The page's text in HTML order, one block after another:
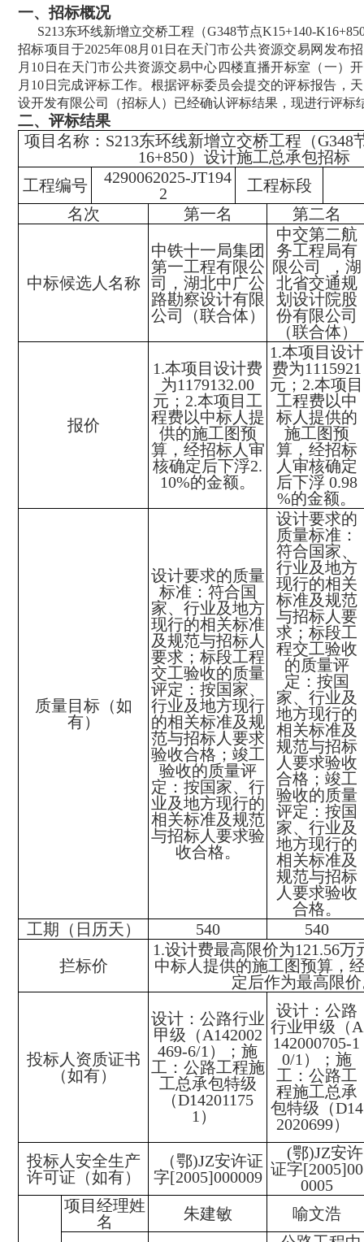
一、招标概况
S213东环线新增立交桥工程（G348节点K15+140-
招标项目于2025年08月01日在天门市公共资源交易网发布
月10日在天门市公共资源交易中心 四楼直播开标室（一）
月10日完成评标工作。根据评标委员会提交的评标报告，
设开发有限公司
（招标人）已经确认评标结果，现进行评标
二、 评标结果
项目名称： S213东环线新增立交桥工程（G348
16+850）设计施工总承包招标
工程编号
4290062025-JT194
2
工程标段
名次
第一名 第二名
中标候选人名称
中铁十一局集团
第一工程有限公
司，湖北中广公
路勘察设计有限
公司（联合体）
中交第二航
务工程局有
限公司 ，湖
北省交通规
划设计院股
份有限公司
（联合体）
报价
1.本项目设计费
为1179132.00
元；2.本项目工
程费以中标人提
供的施工图预
算，经招标人审
核确定后下浮2.
10%的金额。
1.本项目设计
费为1115921
元；2.本项目
工程费以中
标人提供的
施工图预
算，经招标
人审核确定
后下浮 0.98
%的金额。
质量目标（如
有）
设计要求的质量
标准：符合国
家、行业及地方
现行的相关标准
及规范与招标人
要求；标段工程
交工验收的质量
评定：按国家、
行业及地方现行
的相关标准及规
范与招标人要求
验收合格；竣工
验收的质量评
定：按国家、行
业及地方现行的
相关标准及规范
与招标人要求验
收合格。
设计要求的
质量标准：
符合国家、
行业及地方
现行的相关
标准及规范
与招标人要
求；标段工
程交工验收
的质量评
定：按国
家、行业及
地方现行的
相关标准及
规范与招标
人要求验收
合格；竣工
验收的质量
评定：按国
家、行业及
地方现行的
相关标准及
规范与招标
人要求验收
合格。
工期（日历天）
540 540
拦标价
1.设计费最高限价为121.56万
中标人提供的施工图预算，
定后作为最高限
投标人资质证书
（如有）
设计：公路行业
甲级（A142002
469-6/1）；施
工：公路工程施
工总承包特级
（D14201175
1）
设计：公路
行业甲级（A
142000705-1
0/1）；施
工：公路工
程施工总承
包特级（D14
2020699）
投标人安全生产
许可证（如有）
（鄂)JZ安许证
字[2005]000009
(鄂)JZ安许
证字[2005]00
0005
项目经理姓
名
朱建敏 喻文浩